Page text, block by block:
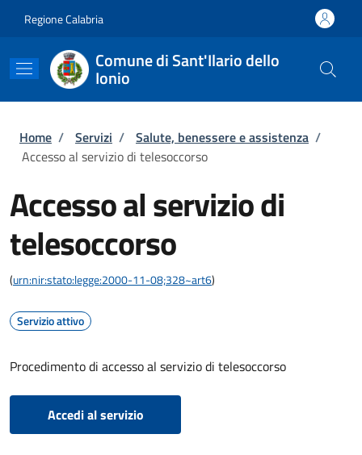
Regione Calabria
Comune di Sant'Ilario dello
Ionio
Briciole di pane
Home / Servizi / Salute, benessere e assistenza /
Accesso al servizio di telesoccorso
Accesso al servizio di
telesoccorso
(urn:nir:stato:legge:2000-11-08;328~art6)
Servizio attivo
Procedimento di accesso al servizio di telesoccorso
Accedi al servizio